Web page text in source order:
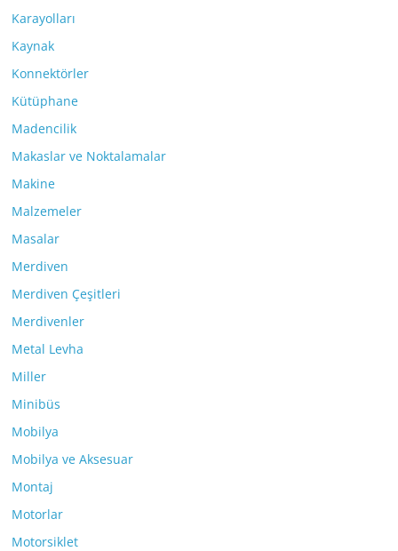
Karayolları
Kaynak
Konnektörler
Kütüphane
Madencilik
Makaslar ve Noktalamalar
Makine
Malzemeler
Masalar
Merdiven
Merdiven Çeşitleri
Merdivenler
Metal Levha
Miller
Minibüs
Mobilya
Mobilya ve Aksesuar
Montaj
Motorlar
Motorsiklet